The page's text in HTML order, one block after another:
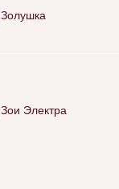
Золушка
Зои Электра